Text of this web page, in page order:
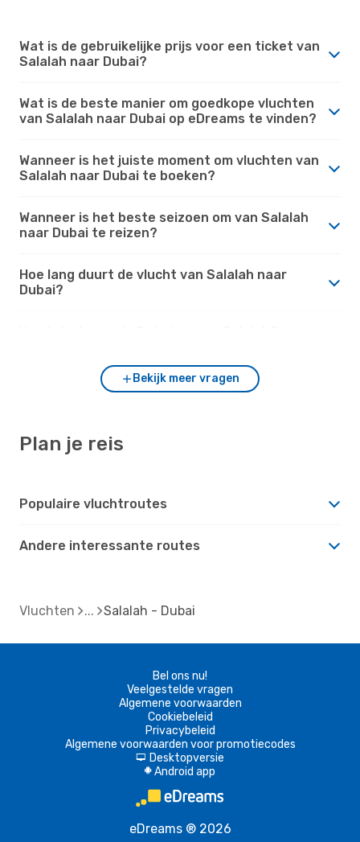
Wat is de gebruikelijke prijs voor een ticket van
Salalah naar Dubai?
Wat is de beste manier om goedkope vluchten
van Salalah naar Dubai op eDreams te vinden?
Wanneer is het juiste moment om vluchten van
Salalah naar Dubai te boeken?
Wanneer is het beste seizoen om van Salalah
naar Dubai te reizen?
Hoe lang duurt de vlucht van Salalah naar
Dubai?
Bekijk meer vragen
Plan je reis
Populaire vluchtroutes
Andere interessante routes
Vluchten Salalah - Dubai
Bel ons nu!
Veelgestelde vragen
Algemene voorwaarden
Cookiebeleid
Privacybeleid
Algemene voorwaarden voor promotiecodes
d Desktopversie
A Android app
eDreams ® 2026